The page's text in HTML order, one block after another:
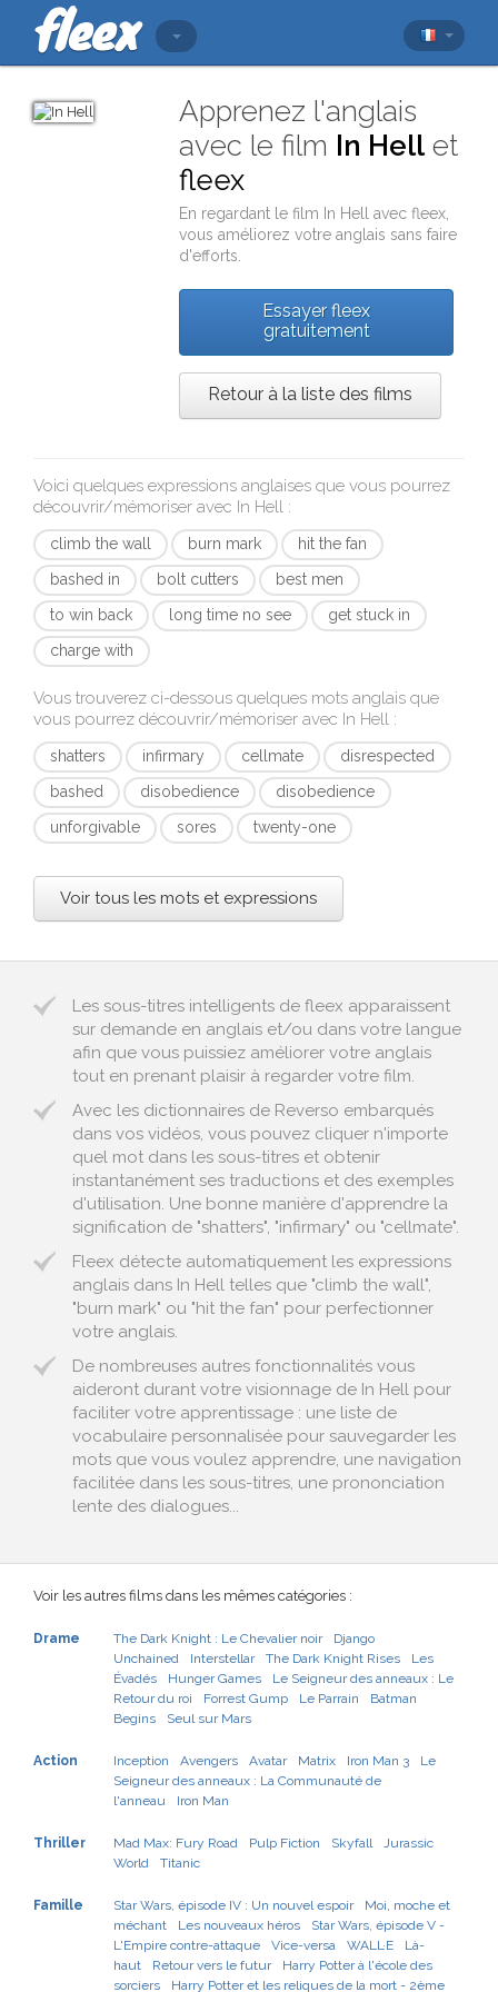
Apprenez l'anglais
avec le film In Hell et
fleex
En regardant le film In Hell avecfleex
vous améliorez votre anglais sans faire
d'efforts.
Essayer fleex
gratuitement
Retour à la liste des films
Voici quelques expressions anglaises que vous pourrez
découvrir/mémoriser avec In Hell :
climb the wall burn mark
hit the fan
bashed in
bolt cutters
best men
to win back
long time no see
get stuck in
charge with
Vous trouverez ci-dessous quelques mots anglais que
vous pourrez découvrir/mémoriser avec In Hell :
shatters infirmary cellmate
disrespected
bashed
disobedience
disobedience
unforgivable
sores twenty-one
Voir tous les mots et expressions
Les sous-titres intelligents de fleex apparaissent
sur demande en anglais et/ou dans votre langue
afin que vous puissiez améliorer votre anglais
tout en prenant plaisir à regarder votre film.
Avec les dictionnaires de Reverso embarqués
dans vos vidéos, vous pouvez cliquer n'importe
quel mot dans les sous-titres et obtenir
instantanément ses traductions et des exemples
d'utilisation. Une bonne manière d'apprendre la
signification de "shatters", "infirmary" ou "cellmate".
Fleex détecte automatiquement les expressions
anglais dans In Hell telles que "climb the wall",
"burn mark" ou "hit the fan" pour perfectionner
votre anglais.
De nombreuses autres fonctionnalités vous
aideront durant votre visionnage de In Hell pour
faciliter votre apprentissage : une liste de
vocabulaire personnalisée pour sauvegarder les
mots que vous voulez apprendre, une navigation
facilitée dans les sous-titres, une prononciation
lente des dialogues...
Voir les autres films dans les mêmes catégories :
Drame The Dark Knight : Le Chevalier noir
Django
Unchained
Interstellar The Dark Knight Rises
Les
Évadés
Hunger Games
Le Seigneur des anneaux : Le
Retour du roi
Forrest Gump Le Parrain
Batman
Begins
Seul sur Mars
Action Inception Avengers Avatar Matrix Iron Man 3
Le
Seigneur des anneaux : La Communauté de
l'anneau
Iron Man
Thriller Mad Max: Fury Road Pulp Fiction Skyfall
Jurassic
World
Titanic
Famille Star Wars, épisode IV : Un nouvel espoir
Moi, moche et
méchant
Les nouveaux héros
Star Wars, épisode V -
L'Empire contre-attaque
Vice-versa WALL·E
Là-
haut
Retour vers le futur
Harry Potter à l'école des
sorciers
Harry Potter et les reliques de la mort - 2ème